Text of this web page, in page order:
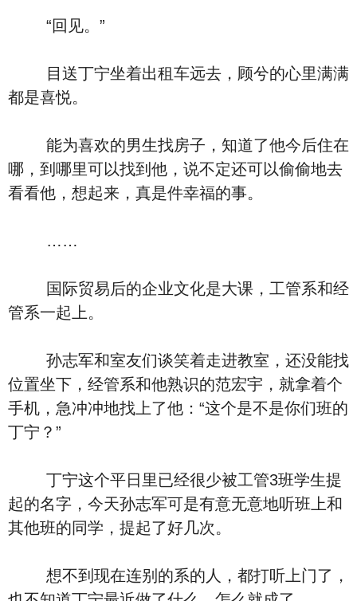
“回见。”
目送丁宁坐着出租车远去，顾兮的心里满满
都是喜悦。
能为喜欢的男生找房子，知道了他今后住在
哪，到哪里可以找到他，说不定还可以偷偷地去
看看他，想起来，真是件幸福的事。
……
国际贸易后的企业文化是大课，工管系和经
管系一起上。
孙志军和室友们谈笑着走进教室，还没能找
位置坐下，经管系和他熟识的范宏宇，就拿着个
手机，急冲冲地找上了他：“这个是不是你们班的
丁宁？”
丁宁这个平日里已经很少被工管3班学生提
起的名字，今天孙志军可是有意无意地听班上和
其他班的同学，提起了好几次。
想不到现在连别的系的人，都打听上门了，